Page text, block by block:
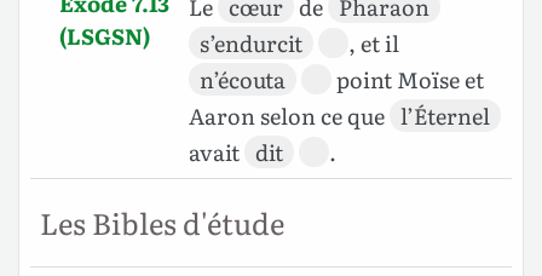
(LSGSN)
Le cœur de Pharaon
s’endurcit
, et il
n’écouta
point Moïse et
Aaron selon ce que l’Éternel
avait dit .
Les Bibles d'étude